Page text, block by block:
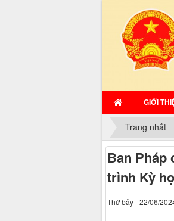
GIỚI
Trang nhất
Ban Pháp
trình Kỳ
Thứ bảy - 22/06/